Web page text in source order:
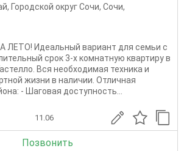
, Городской округ Сочи, Сочи,
Идеальный вариант для семьи с
срок 3-х комнатную квартиру в
Вся необходимая техника и
жизни в наличии. Отличная
- Шаговая доступность...
11.06
Позвонить